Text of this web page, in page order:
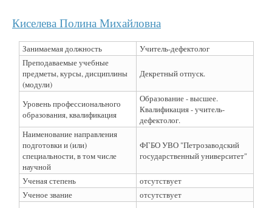
Киселева Полина Михайловна
Занимаемая должность
Учитель-дефектолог
Преподаваемые учебные
предметы, курсы, дисциплины
(модули)
Декретный отпуск.
Уровень профессионального
образования, квалификация
Образование - высшее.
Квалификация - учитель-
дефектолог.
Наименование направления
подготовки и (или)
специальности, в том числе
научной
ФГБО УВО "Петрозаводский
государственный университет"
Ученая степень
отсутствует
Ученое звание
отсутствует